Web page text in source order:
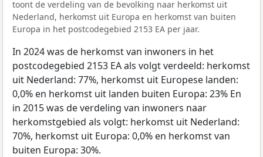
toont de verdeling van de bevolking naar herkomst uit
Nederland, herkomst uit Europa en herkomst van buiten
Europa in het postcodegebied 2153 EA per jaar.
In 2024 was de herkomst van inwoners in het
postcodegebied 2153 EA als volgt verdeeld: herkomst
uit Nederland: 77%, herkomst uit Europese landen:
0,0% en herkomst uit landen buiten Europa: 23% En
in 2015 was de verdeling van inwoners naar
herkomstgebied als volgt: herkomst uit Nederland:
70%, herkomst uit Europa: 0,0% en herkomst van
buiten Europa: 30%.